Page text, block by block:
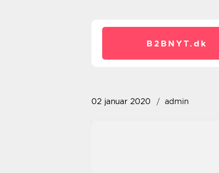
B2BNYT. dk
02 januar 2020 admin